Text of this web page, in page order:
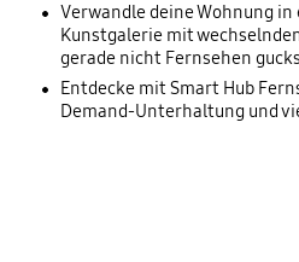
Verwandle deine Wohnung
Kunstgalerie mit
gerade nicht Fernsehen
Entdecke mit Smart Hub
Demand-Unterhaltung und